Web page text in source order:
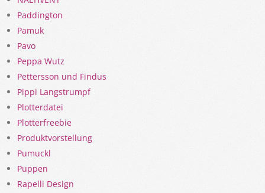
Paddington
Pamuk
Pavo
Peppa Wutz
Pettersson und Findus
Pippi Langstrumpf
Plotterdatei
Plotterfreebie
Produktvorstellung
Pumuckl
Puppen
Rapelli Design